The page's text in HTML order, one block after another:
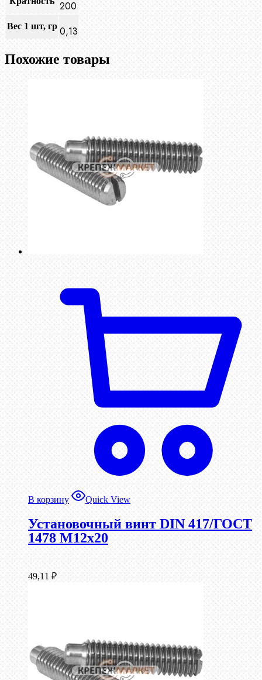
200
Вес 1 шт, гр 0,13
Похожие товары
В корзину Quick View
Установочный винт DIN 417/ГОСТ
1478 М12х20
49,11 ₽